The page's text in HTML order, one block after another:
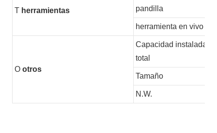
T herramientas
pandilla
herramienta en vivo
O otros
Capacidad instalada
total
Tamaño
N.W.